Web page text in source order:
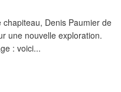
Denis Paumier de
une nouvelle exploration.
: voici...